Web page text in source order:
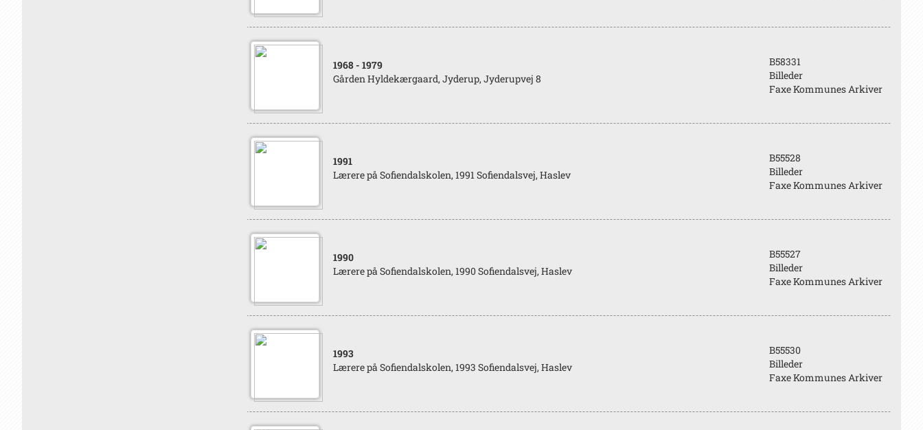
1968 - 1979
Gården Hyldekærgaard, Jyderup, Jyderupvej 8
B58331
Billeder
Faxe Kommunes Arkiver
1991
Lærere på Sofiendalskolen, 1991 Sofiendalsvej, Haslev
B55528
Billeder
Faxe Kommunes Arkiver
1990
Lærere på Sofiendalskolen, 1990 Sofiendalsvej, Haslev
B55527
Billeder
Faxe Kommunes Arkiver
1993
Lærere på Sofiendalskolen, 1993 Sofiendalsvej, Haslev
B55530
Billeder
Faxe Kommunes Arkiver